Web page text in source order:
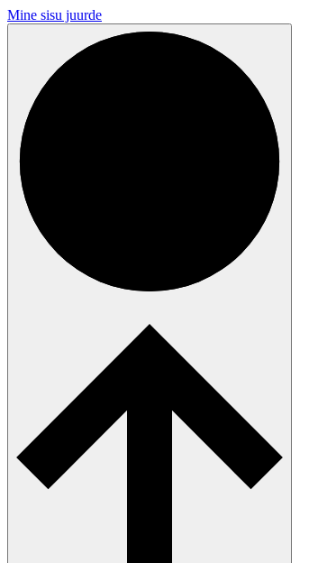
Mine sisu juurde